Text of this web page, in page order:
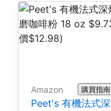
Amazon 購買指南
Peet's 有機法式深